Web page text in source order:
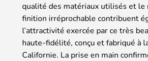
qualité des matériaux utilisés et le
finition irréprochable contribuent
l’attractivité exercée par ce très
haute-fidélité, conçu et fabriqué à
Californie. La prise en main